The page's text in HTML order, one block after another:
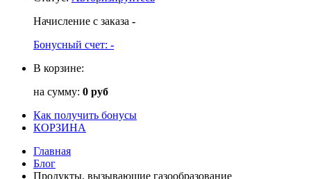
Начисление с заказа -
Бонусный счет: -
В корзине:
на сумму: 0 руб
Как получить бонусы
КОРЗИНА
Главная
Блог
Продукты, вызывающие газообразование